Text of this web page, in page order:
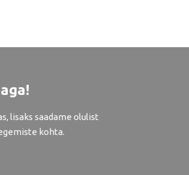
lisaks saadame olulist
kohta.